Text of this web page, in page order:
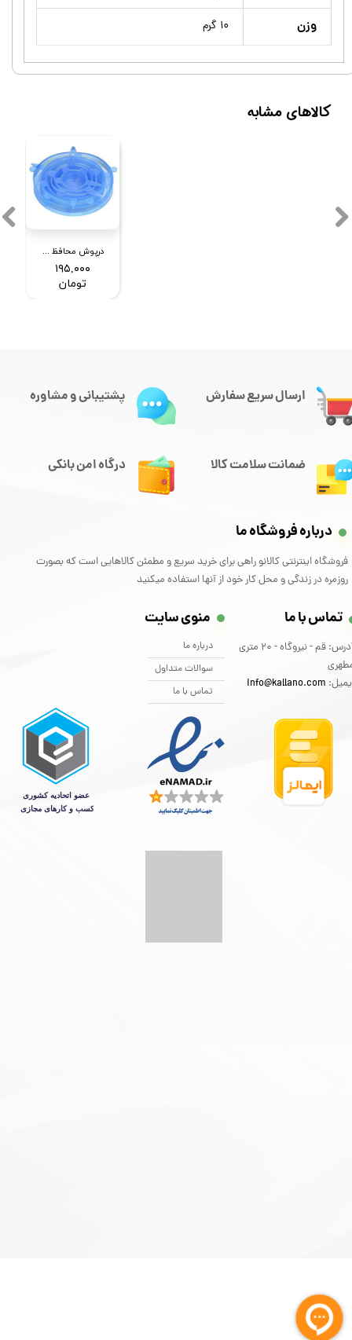
وزن ۱۰ گرم
درپوش محافظ غذا بسته 6 عددی مدل A11
۱۹۵,۰۰۰
تومان
کالاهای مشابه
ارسال سریع سفارش
درگاه امن بانکی
پشتیبانی و مشاوره
ضمانت سلامت کالا
درباره فروشگاه ما
فروشگاه اینترنتی کالانو راهی برای خرید سریع و مطمئن کالاهایی است که بصورت
روزمره در زندگی و محل کار خود از آنها استفاده میکنید
تماس با ما
آدرس: قم - نیروگاه - 20 متری
info@kallano.com​​​​​​​
منوی سایت
درباره ما
سوالات متداول
تماس با ما